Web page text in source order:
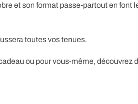
et son format passe-partout en font
toutes vos tenues.
ou pour vous-même, découvrez